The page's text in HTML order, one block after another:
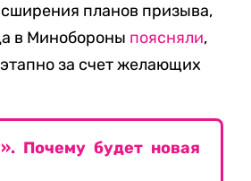
планов призыва,
в Минобороны поясняли,
за счет желающих
Почему будет новая